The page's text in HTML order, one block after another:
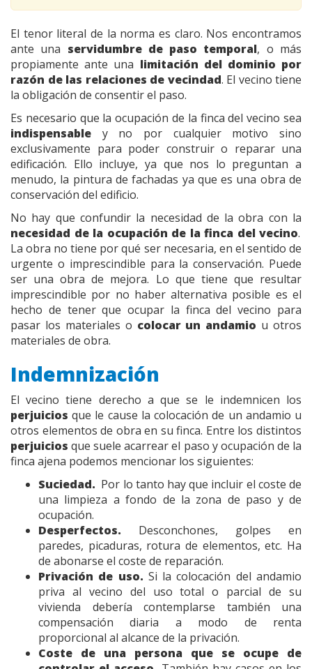
El tenor literal de la norma es claro. Nos encontramos
ante una servidumbre de paso temporal, o más
propiamente ante una limitación del dominio por
razón de las relaciones de vecindad. El vecino tiene
la obligación de consentir el paso.
Es necesario que la ocupación de la finca del vecino sea
indispensable y no por cualquier motivo sino
exclusivamente para poder construir o reparar una
edificación. Ello incluye, ya que nos lo preguntan a
menudo, la pintura de fachadas ya que es una obra de
conservación del edificio.
No hay que confundir la necesidad de la obra con la
necesidad de la ocupación de la finca del vecino.
La obra no tiene por qué ser necesaria, en el sentido de
urgente o imprescindible para la conservación. Puede
ser una obra de mejora. Lo que tiene que resultar
imprescindible por no haber alternativa posible es el
hecho de tener que ocupar la finca del vecino para
pasar los materiales o colocar un andamio u otros
materiales de obra.
Indemnización
El vecino tiene derecho a que se le indemnicen los
perjuicios que le cause la colocación de un andamio u
otros elementos de obra en su finca. Entre los distintos
perjuicios que suele acarrear el paso y ocupación de la
finca ajena podemos mencionar los siguientes:
Suciedad. Por lo tanto hay que incluir el coste de
una limpieza a fondo de la zona de paso y de
ocupación.
Desperfectos. Desconchones, golpes en
paredes, picaduras, rotura de elementos, etc. Ha
de abonarse el coste de reparación.
Privación de uso. Si la colocación del andamio
priva al vecino del uso total o parcial de su
vivienda debería contemplarse también una
compensación diaria a modo de renta
proporcional al alcance de la privación.
Coste de una persona que se ocupe de